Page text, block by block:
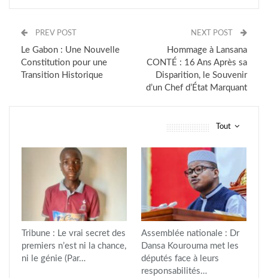
PREV POST
Le Gabon : Une Nouvelle
Constitution pour une
Transition Historique
NEXT POST
Hommage à Lansana
CONTÉ : 16 Ans Après sa
Disparition, le Souvenir
d’un Chef d’État Marquant
Tout
Tribune : Le vrai secret des
premiers n’est ni la chance,
ni le génie (Par…
Assemblée nationale : Dr
Dansa Kourouma met les
députés face à leurs
responsabilités…